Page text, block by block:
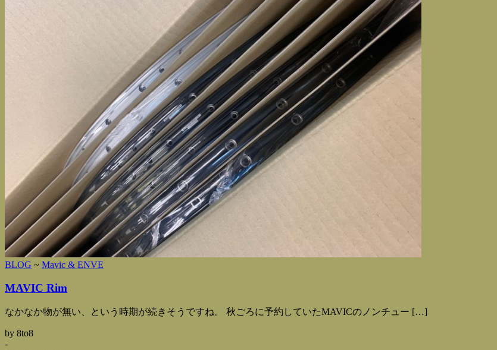
BLOG ~ Mavic & ENVE
MAVIC Rim
なかなか物が無い、という時期が続きそうですね。 秋ごろに予約していたMAVICのノンチュー […]
by 8to8
-